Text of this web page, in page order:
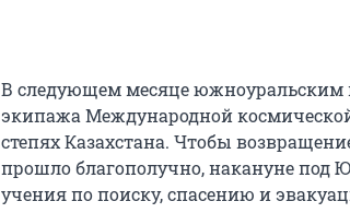
В следующем месяце южноуральским
экипажа Международной
степях Казахстана. Чтобы
прошло благополучно, накануне
учения по поиску, спасению и